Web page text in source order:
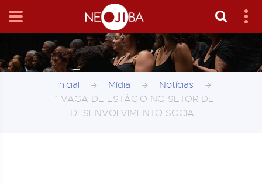
Inicial Mídia
Notícias
1 VAGA DE ESTÁGIO NO SETOR DE
DESENVOLVIMENTO SOCIAL